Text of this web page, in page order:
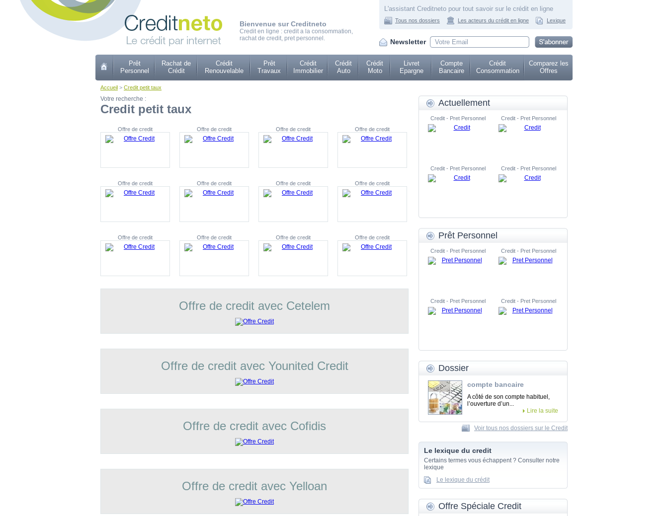
Bienvenue sur Creditneto
Credit en ligne : credit a la consommation,
rachat de credit, pret personnel.
L'assistant Creditneto pour tout savoir sur le crédit en ligne
Tous nos dossiers Les acteurs du crédit en ligne Lexique
Newsletter
Prêt
Personnel
Rachat de
Crédit
Crédit
Renouvelable
Prêt
Travaux
Crédit
Immobilier
Crédit
Auto
Crédit
Moto
Livret
Epargne
Compte
Bancaire
Crédit
Consommation
Comparez les
Offres
Accueil > Credit petit taux
Votre recherche :
Credit petit taux
Offre de credit Offre de credit Offre de credit Offre de credit
Offre de credit Offre de credit Offre de credit Offre de credit
Offre de credit Offre de credit Offre de credit Offre de credit
Offre de credit avec Cetelem
Offre de credit avec Younited Credit
Offre de credit avec Cofidis
Offre de credit avec Yelloan
Actuellement
Credit - Pret Personnel Credit - Pret Personnel
Credit - Pret Personnel Credit - Pret Personnel
Prêt Personnel
Credit - Pret Personnel Credit - Pret Personnel
Credit - Pret Personnel Credit - Pret Personnel
Dossier
compte bancaire
A côté de son compte habituel,
l’ouverture d’un...
Lire la suite
Voir tous nos dossiers sur le Credit
Le lexique du credit
Certains termes vous échappent ? Consulter notre
lexique
Le lexique du crédit
Offre Spéciale Credit